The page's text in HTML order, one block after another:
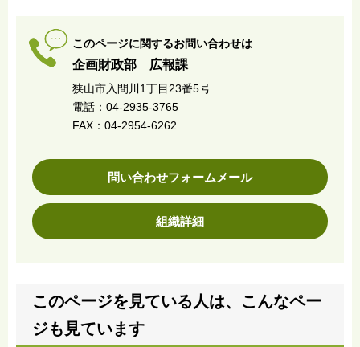
このページに関するお問い合わせは
企画財政部 広報課
狭山市入間川1丁目23番5号
電話：04-2935-3765
FAX：04-2954-6262
問い合わせフォームメール
組織詳細
このページを見ている人は、こんなペー
ジも見ています